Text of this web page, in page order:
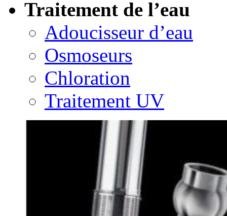
Traitement de l’eau
Adoucisseur d’eau
Osmoseurs
Chloration
Traitement UV